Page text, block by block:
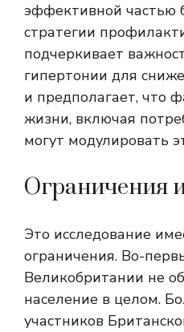
эффективной частью
стратегии
подчеркивает
гипертонии для
и предполагает, что
жизни, включая
могут модулировать
Ограничения
Это исследование
ограничения. Во-
Великобритании не
население в целом.
участников